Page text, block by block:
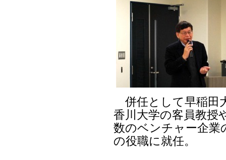
併任として早稲田
香川大学の客員教授
数のベンチャー企業
の役職に就任。